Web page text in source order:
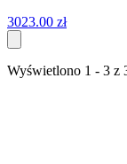
3023.00 zł
Wyświetlono 1 - 3 z